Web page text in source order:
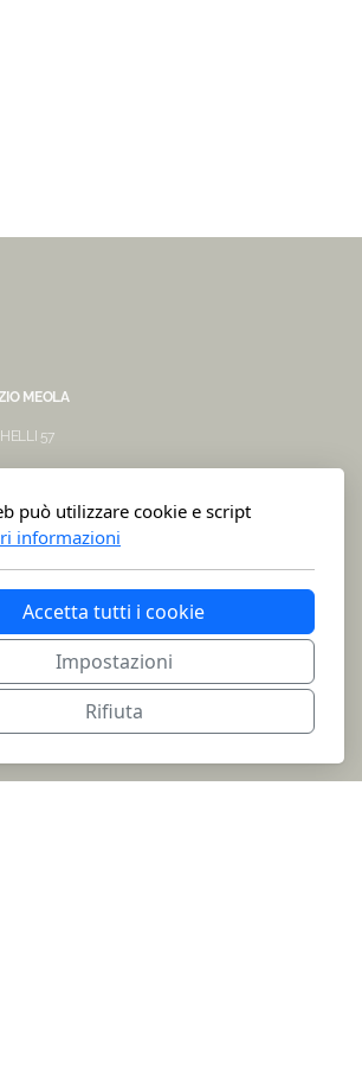
MEOLA
57
può utilizzare cookie e script
informazioni
Accetta tutti i cookie
Impostazioni
Rifiuta